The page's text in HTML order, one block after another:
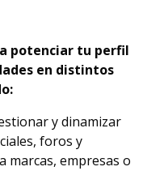
potenciar tu perfil
en distintos
y dinamizar
foros y
marcas, empresas o